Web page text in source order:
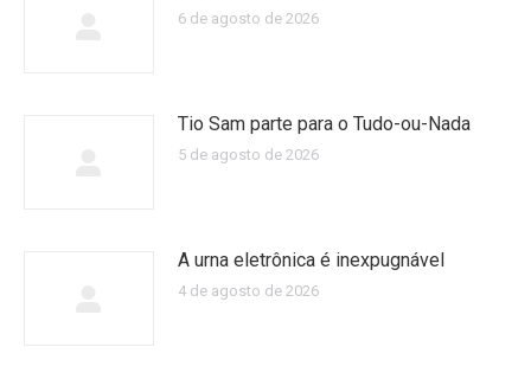
6 de agosto de 2026
Tio Sam parte para o Tudo-ou-Nada
5 de agosto de 2026
A urna eletrônica é inexpugnável
4 de agosto de 2026